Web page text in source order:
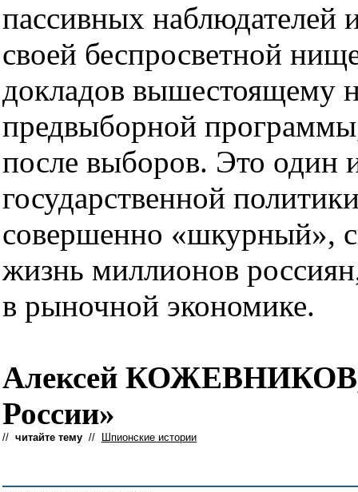
пассивных наблюдателей
своей беспросветной
докладов вышестоящему
предвыборной
после выборов. Это один
государственной
совершенно «шкурный»,
жизнь миллионов
в рыночной экономике.
Алексей КОЖЕВНИКОВ,
России»
// читайте тему // Шпионские истории